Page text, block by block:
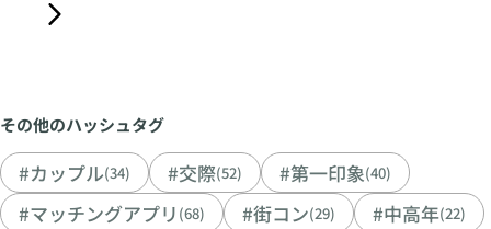
その他のハッシュタグ
#カップル(34) #交際(52) #第一印象(40)
#マッチングアプリ (68) #街コン(29) #中高年(22)